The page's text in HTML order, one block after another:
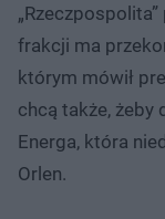
frakcji ma
którym mówił
chcą także, żeby
Energa, która
Orlen.